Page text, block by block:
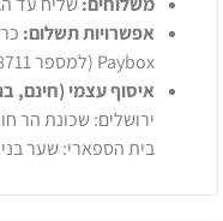
אפשרויות תשלום:
Paybox (למספר 054-6718711 בצירוף מספר הזמנה).
איסוף עצמי (חינם,
ירושלים: שכונת הר
בית הספארי: שער